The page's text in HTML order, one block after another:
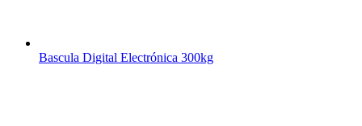
Bascula Digital Electrónica 300kg